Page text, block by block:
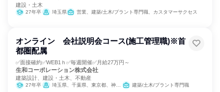
建設・土木
27年卒 埼玉県 営業、建築/土木/プラント専門職、カスタマーサクセス
オンライン 会社説明会コース(施工管理職)※首
都圏配属
✅面接確約✅WEB1ｈ✅毎週開催✅月給27万円～
生和コーポレーション株式会社
建築設計、建設・土木、不動産
27年卒 埼玉県、千葉県、東京都、神奈川県 建築/土木/プラント専門職